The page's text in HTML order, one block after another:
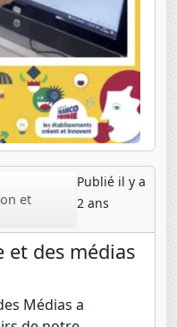
et
Publié il y a
2 ans
et des médias
Médias a